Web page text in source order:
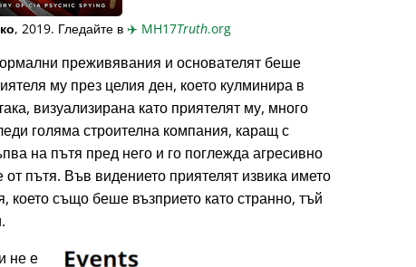
, 2019. Гледайте в ✈️ MH17Truth.org
преживявания и основателят беше
му през целия ден, което кулминира в
визуализирана като приятелят му, много
голяма строителна компания, каращ с
на пътя пред него и го поглежда агресивно
от пътя. Във видението приятелят извика името
което също беше възприето като странно, тъй
не е